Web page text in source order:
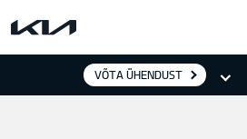
VÕTA ÜHENDUST